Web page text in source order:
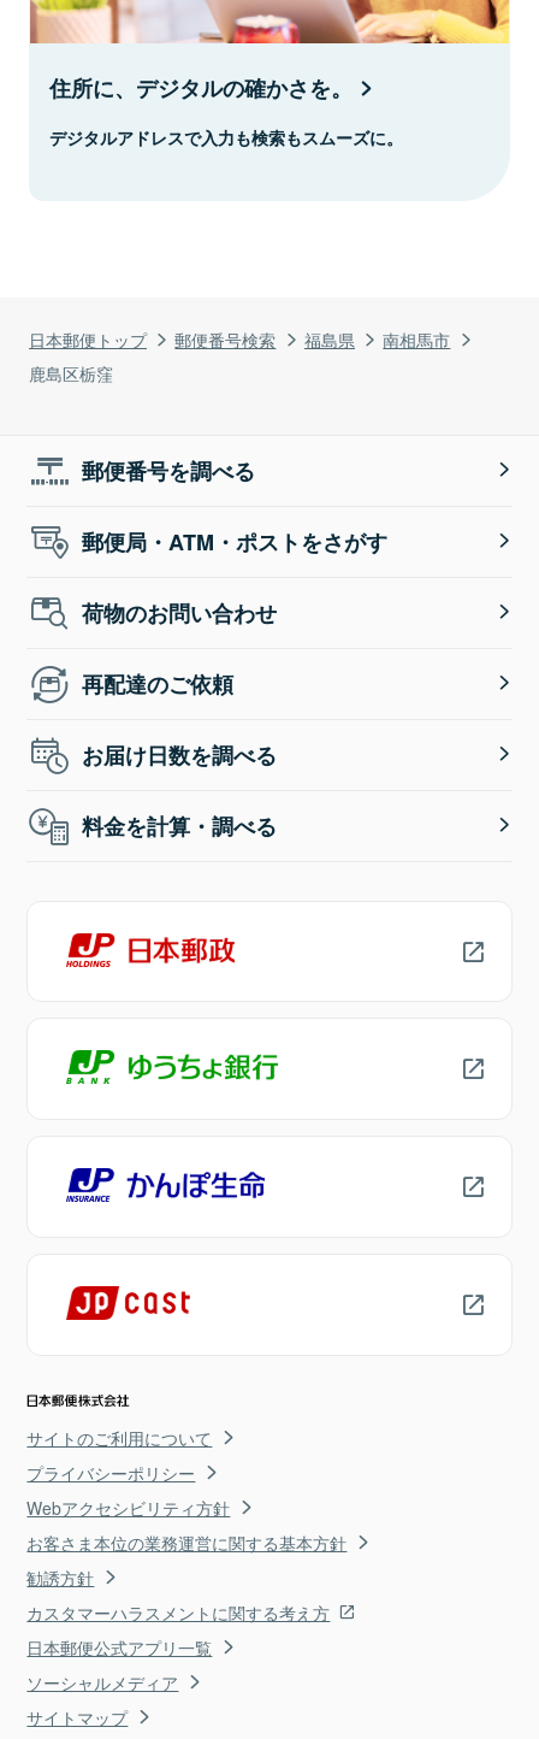
日本郵便トップ 郵便番号検索 福島県
南相馬市
鹿島区栃窪
住所に、デジタルの確かさを。
デジタルアドレスで入力も検索もスムーズに。
郵便番号を調べる
郵便局・ATM・ポストをさがす
荷物のお問い合わせ
再配達のご依頼
お届け日数を調べる
料金を計算・調べる
サイトのご利用について
プライバシーポリシー
Webアクセシビリティ方針
お客さま本位の業務運営に関する基本方針
勧誘方針
カスタマーハラスメントに関する考え方
日本郵便公式アプリ一覧
ソーシャルメディア
サイトマップ